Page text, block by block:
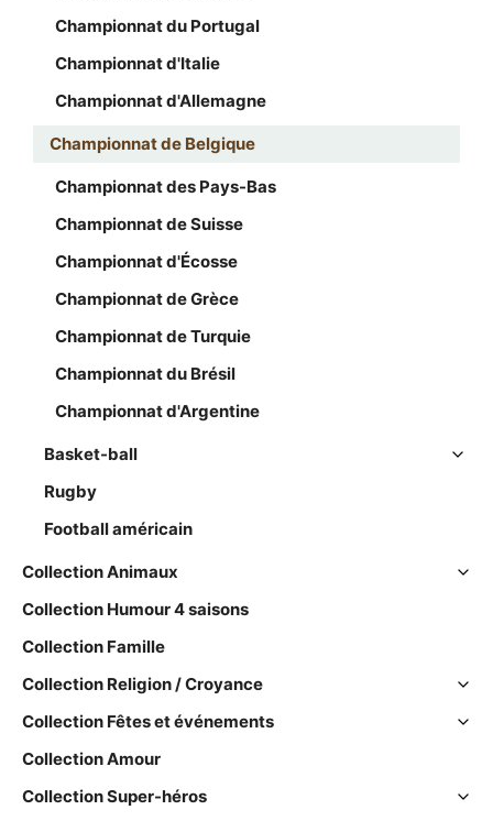
Championnat du Portugal
Championnat d'Italie
Championnat d'Allemagne
Championnat de Belgique
Championnat des Pays-Bas
Championnat de Suisse
Championnat d'Écosse
Championnat de Grèce
Championnat de Turquie
Championnat du Brésil
Championnat d'Argentine
Basket-ball
Rugby
Football américain
Collection Animaux
Collection Humour 4 saisons
Collection Famille
Collection Religion / Croyance
Collection Fêtes et événements
Collection Amour
Collection Super-héros